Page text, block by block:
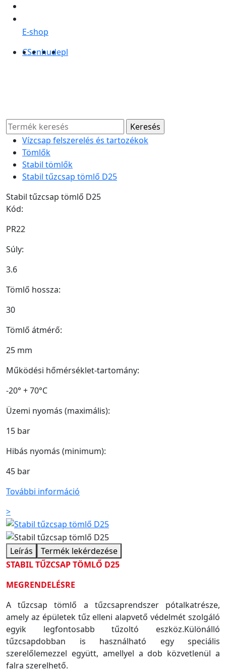
E-shop
CSenhudepl
Vízcsap felszerelés és tartozékok
Tömlők
Stabil tömlők
Stabil tűzcsap tömlő D25
Stabil tűzcsap tömlő D25
Kód:
PR22
Súly:
3.6
Tömlő hossza:
30
Tömlő átmérő:
25 mm
Működési hőmérséklet-tartomány:
-20° + 70°C
Üzemi nyomás (maximális):
15 bar
Hibás nyomás (minimum):
45 bar
További információ
>
Leírás
Termék lekérdezése
STABIL TŰZCSAP TÖMLŐ D25
MEGRENDELÉSRE
A tűzcsap tömlő a tűzcsaprendszer pótalkatrésze,
amely az épületek tűz elleni alapvető védelmét szolgáló
egyik legfontosabb tűzoltó eszköz.Különálló
tűzcsapdobban is használható egy speciális
szerelőlemezzel együtt, amellyel a dob közvetlenül a
falra szerelhető.